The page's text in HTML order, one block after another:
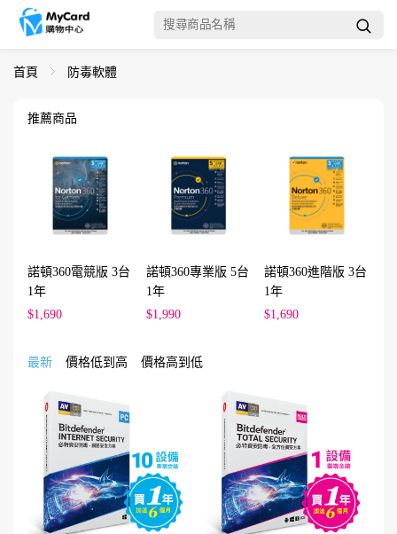
首頁 防毒軟體
推薦商品
諾頓360電競版 3台
1年
$1,690
諾頓360專業版 5台
1年
$1,990
諾頓360進階版 3台
1年
$1,690
最新 價格低到高 價格高到低